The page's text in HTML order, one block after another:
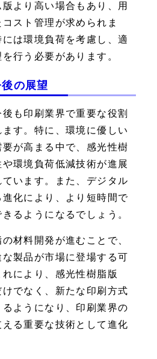
より高い場合もあり、用
スト管理が求められま
は環境負荷を考慮し、適
を行う必要があります。
の展望
も印刷業界で重要な役割
す。特に、環境に優しい
が高まる中で、感光性樹
環境負荷低減技術が進展
います。また、デジタル
化により、より短時間で
るようになるでしょう。
材料開発が進むことで、
製品が市場に登場する可
により、感光性樹脂版
でなく、新たな印刷方式
ようになり、印刷業界の
る重要な技術として進化